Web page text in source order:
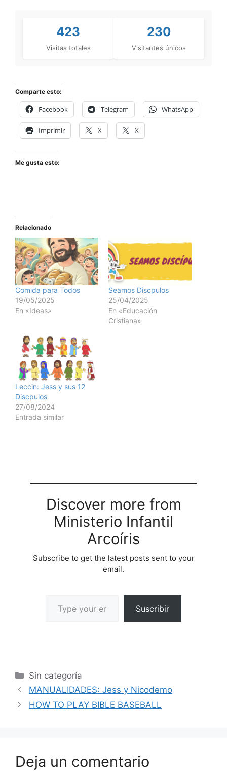
423
Visitas totales
230
Visitantes únicos
Comparte esto:
Facebook Telegram WhatsApp
Imprimir X X
Me gusta esto:
Relacionado
Comida para Todos
19/05/2025
En «Ideas»
Seamos Discpulos
25/04/2025
En «Educación
Cristiana»
Leccin: Jess y sus 12
Discpulos
27/08/2024
Entrada similar
Discover more from
Ministerio Infantil
Arcoíris
Subscribe to get the latest posts sent to your
email.
Suscribir
Sin categoría
MANUALIDADES: Jess y Nicodemo
HOW TO PLAY BIBLE BASEBALL
Deja un comentario